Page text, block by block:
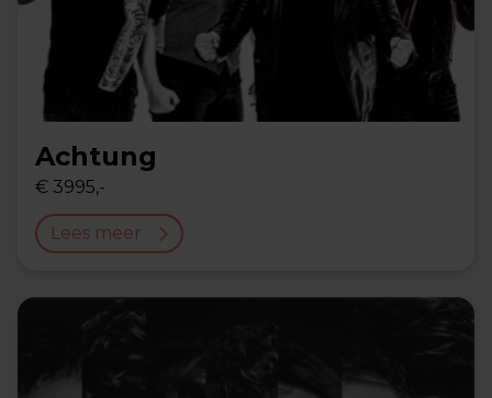
Achtung
€ 3995,-
Lees meer